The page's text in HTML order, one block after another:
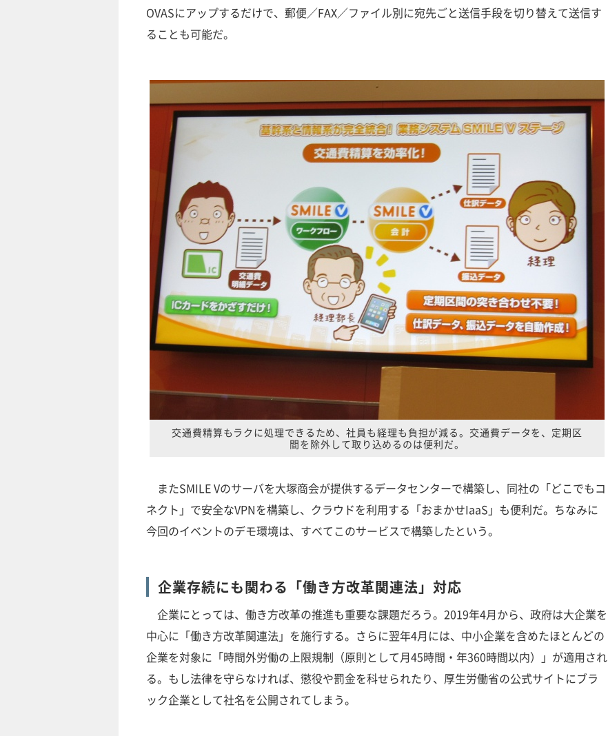
OVASにアップするだけで、郵便／FAX／ファイル別に宛先ごと送信手段を切り替えて送信す
ることも可能だ。
交通費精算もラクに処理できるため、社員も経理も負担が減る。交通費データを、定期区
間を除外して取り込めるのは便利だ。
またSMILE Vのサーバを大塚商会が提供するデータセンターで構築し、同社の「どこでもコ
ネクト」で安全なVPNを構築し、クラウドを利用する「おまかせIaaS」も便利だ。ちなみに
今回のイベントのデモ環境は、すべてこのサービスで構築したという。
企業存続にも関わる「働き方改革関連法」対応
企業にとっては、働き方改革の推進も重要な課題だろう。2019年4月から、政府は大企業を
中心に「働き方改革関連法」を施行する。さらに翌年4月には、中小企業を含めたほとんどの
企業を対象に「時間外労働の上限規制（原則として月45時間・年360時間以内）」が適用され
る。もし法律を守らなければ、懲役や罰金を科せられたり、厚生労働省の公式サイトにブラ
ック企業として社名を公開されてしまう。